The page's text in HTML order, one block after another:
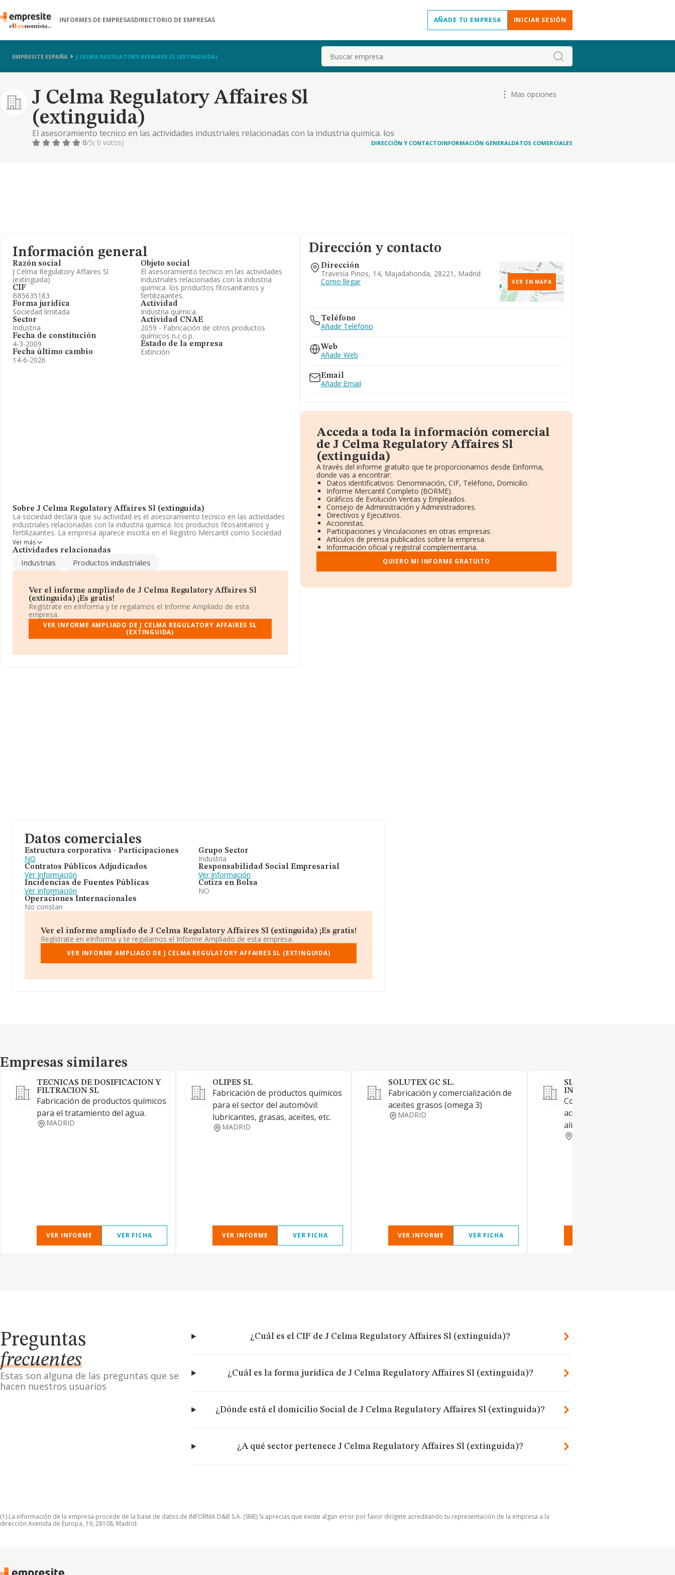
INFORMES DE EMPRESASDIRECTORIO DE EMPRESAS AÑADE TU EMPRESA INICIAR SESIÓN
EMPRESITE ESPAÑA J CELMA REGULATORY AFFAIRES SL (EXTINGUIDA) Buscar
J Celma Regulatory Affaires Sl
(extinguida)
El asesoramiento tecnico en las actividades industriales relacionadas con la industria quimica. los
productos fitosanitarios y fertilizaantes.
Mas opciones
0/5( 0 votos) DIRECCIÓN Y CONTACTOINFORMACIÓN GENERALDATOS COMERCIALES
Información general
Razón social
J Celma Regulatory Affaires Sl
(extinguida)
CIF
B85635183
Forma jurídica
Sociedad limitada
Sector
Industria
Fecha de constitución
4-3-2009
Fecha último cambio
14-6-2026
Objeto social
El asesoramiento tecnico en las actividades
industriales relacionadas con la industria
quimica. los productos fitosanitarios y
fertilizaantes.
Actividad
Industria química
Actividad CNAE
2059 - Fabricación de otros productos
químicos n.c.o.p.
Estado de la empresa
Extinción
Sobre J Celma Regulatory Affaires Sl (extinguida)
La sociedad declara que su actividad es el asesoramiento tecnico en las actividades
industriales relacionadas con la industria quimica. los productos fitosanitarios y
fertilizaantes. La empresa aparece inscrita en el Registro Mercantil como Sociedad
Limitada. La actividad de referencia CNAE corresponde a 'Fabricación de otros
productos químicos n.c.o.p.', cuyo Código es 2059. La sociedad no tiene actividad en
La empresaJ Celma Regulatory Affaires S.L (extinguida), B85635183, tiene
Con los datos a disposición de INFORMA sobre 1.605 empresas pertenecientes al
sector, en el ámbito nacional la facturación alcanza la cifra de 8.703 millones de
euros y se calcula un promedio de facturación de 5 millones de euros entre todas
las compañías. Respecto a la información de la provincia (hablamos de Madrid), en
la base de datos de INFORMA aparecen 217 empresas, con ventas de hasta 2.026
millones de euros. Con el fin de ampliar la información relativa a las compañías, los
Ver más
Actividades relacionadas
Industrias Productos industriales
Ver el informe ampliado de J Celma Regulatory Affaires Sl
(extinguida) ¡Es gratis!
Regístrate en eInforma y te regalamos el Informe Ampliado de esta
empresa.
VER INFORME AMPLIADO DE J CELMA REGULATORY AFFAIRES SL
(EXTINGUIDA)
Dirección y contacto
Dirección
Travesia Pinos, 14, Majadahonda, 28221, Madrid
Como llegar
VER EN MAPA
Teléfono
Añadir Teléfono
Web
Añadir Web
Email
Añadir Email
Acceda a toda la información comercial
de J Celma Regulatory Affaires Sl
(extinguida)
A través del informe gratuito que te proporcionamos desde Einforma,
donde vas a encontrar:
Datos identificativos: Denominación, CIF, Teléfono, Domicilio.
Informe Mercantil Completo (BORME).
Gráficos de Evolución Ventas y Empleados.
Consejo de Administración y Administradores.
Directivos y Ejecutivos.
Accionistas.
Participaciones y Vinculaciones en otras empresas.
Artículos de prensa publicados sobre la empresa.
Información oficial y registral complementaria.
QUIERO MI INFORME GRATUITO
Datos comerciales
Estructura corporativa - Participaciones
NO
Contratos Públicos Adjudicados
Ver Información
Incidencias de Fuentes Públicas
Ver Información
Operaciones Internacionales
No constan
Grupo Sector
Industria
Responsabilidad Social Empresarial
Ver Información
Cotiza en Bolsa
NO
Ver el informe ampliado de J Celma Regulatory Affaires Sl (extinguida) ¡Es gratis!
Regístrate en eInforma y te regalamos el Informe Ampliado de esta empresa.
VER INFORME AMPLIADO DE J CELMA REGULATORY AFFAIRES SL (EXTINGUIDA)
Empresas similares
Empresas similares
TECNICAS DE DOSIFICACION Y
FILTRACION SL
Fabricación de productos químicos
para el tratamiento del agua.
MADRID
VER INFORME VER FICHA
OLIPES SL
Fabricación de productos químicos
para el sector del automóvil:
lubricantes, grasas, aceites, etc.
MADRID
VER INFORME VER FICHA
SOLUTEX GC SL.
Fabricación y comercialización de
aceites grasos (omega 3)
MADRID
VER INFORME VER FICHA
SLU DE PLANTAS
INDUSTRIALIZADAS
Comercialización y
aceites esenciales para la
alimentaria, cosmética, etc.
Preguntas
frecuentes
Estas son alguna de las preguntas que se
hacen nuestros usuarios
¿Cuál es el CIF de J Celma Regulatory Affaires Sl (extinguida)?
¿Cuál es la forma jurídica de J Celma Regulatory Affaires Sl (extinguida)?
¿Dónde está el domicilio Social de J Celma Regulatory Affaires Sl (extinguida)?
¿A qué sector pertenece J Celma Regulatory Affaires Sl (extinguida)?
(1) La información de la empresa procede de la base de datos de INFORMA D&B S.A. (SME) Si aprecias que existe algún error por favor dirígete acreditando tu representación de la empresa a la
dirección Avenida de Europa, 19, 28108, Madrid.